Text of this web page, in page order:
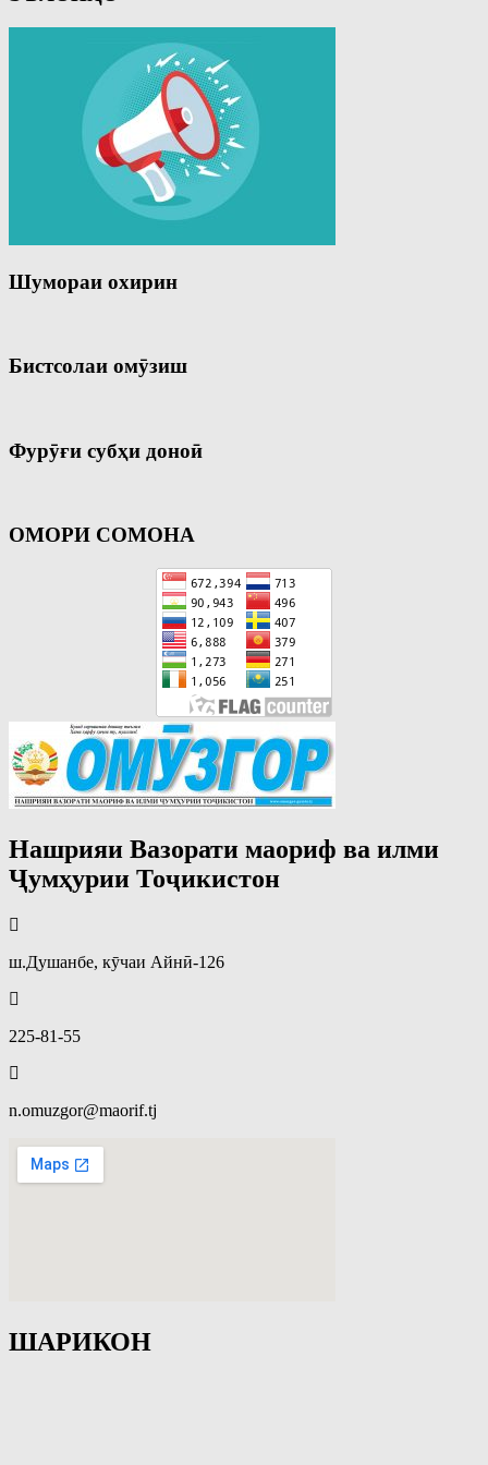
Шумораи охирин
Бистсолаи омӯзиш
Фурӯғи субҳи доноӣ
ОМОРИ СОМОНА
Нашрияи Вазорати маориф ва илми
Ҷумҳурии Тоҷикистон
ш.Душанбе, кӯчаи Айнӣ-126
225-81-55
n.omuzgor@maorif.tj
ШАРИКОН